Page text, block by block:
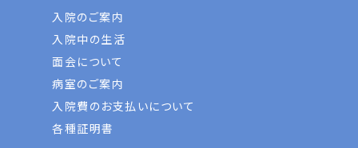
入院のご案内
入院中の生活
面会について
病室のご案内
入院費のお支払いについて
各種証明書